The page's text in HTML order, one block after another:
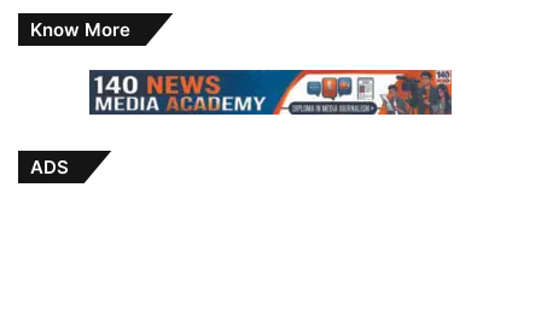
Know More
ADS